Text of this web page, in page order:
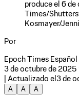
produce el 6 de
Times/
Kosmayer/
Por
Epoch Times Español
3 de octubre de 2025
| Actualizado el 3 de
A
A A